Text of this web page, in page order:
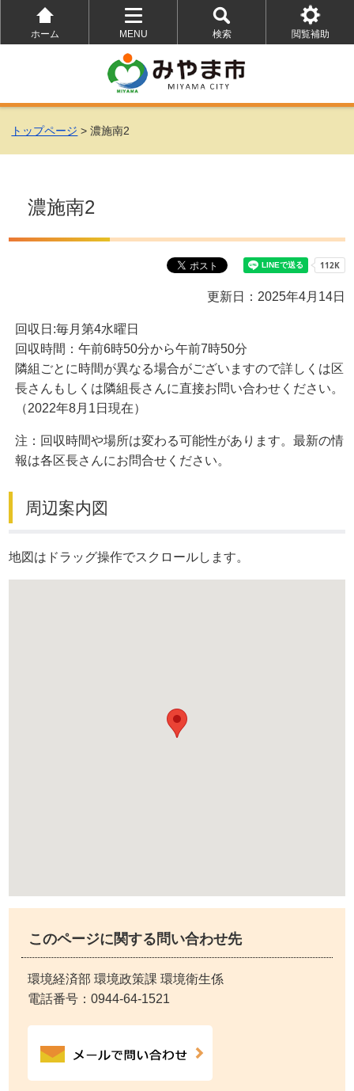
ホーム
MENU
を
開
く
検索
を
開
く
閲覧補助
を
トップページ > 濃施南2
濃施南2
更新日：2025年4月14日
回収日:毎月第4水曜日
回収時間：午前6時50分から午前7時50分
隣組ごとに時間が異なる場合がございますので詳しくは区
長さんもしくは隣組長さんに直接お問い合わせください。
（2022年8月1日現在）
注：回収時間や場所は変わる可能性があります。最新の情
報は各区長さんにお問合せください。
周辺案内図
地図はドラッグ操作でスクロールします。
このページに関する問い合わせ先
環境経済部 環境政策課 環境衛生係
電話番号：0944-64-1521